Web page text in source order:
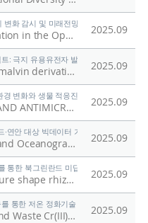
화 감시 및 미래전망 연구 (25-25) / 양은
Enhanced Microbial Respiration in the Open Melt Pond in the Arctic Ocean and its Implications for Carbon Cycles 2025.09
: 극지 유용유전자 발굴을 위한 기능유전
Anticancer activity of benzomalvin derivatives isolated from Penicillium spathulatum SF7354, a symbiotic fungus from Azorella monantha 2025.09
변화와 생물 적응진화 연구 (25-25) / 김
CHEMICAL CONSTITUENTS AND ANTIMICROBIAL ACTIVITY OF ESSENTIAL OIL FROM THE LICHEN, Ramalina peruviana 2025.09
연안 대상 빅데이터 기반 기후변화 대응
Climate, Fjord Morphology, and Oceanographic controls on Glacier Retreat and Sedimentation in Bellsund, Southwestern Svalbard 2025.09
통한 북그린란드 미답지 진출 (25-25) / 박
Plant species and soil moisture shape rhizosphere microbiota in an unusually productive tundra ecosystem of North Greenland 2025.09
통한 저온 정화기술 및 환경/에너지 신
Photooxidation of Natural and Waste Cr(III)-Bearing Hydroxides in Water and Ice: Cr(III)-O2 Complex Mediated Oxidation and Effect of Natural Organic Matter 2025.09